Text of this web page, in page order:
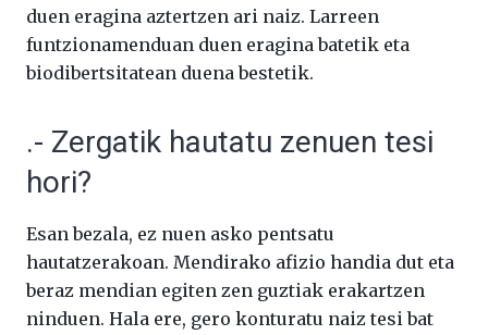
duen eragina aztertzen ari naiz. Larreen
funtzionamenduan duen eragina batetik eta
biodibertsitatean duena bestetik.
.- Zergatik hautatu zenuen tesi
hori?
Esan bezala, ez nuen asko pentsatu
hautatzerakoan. Mendirako afizio handia dut eta
beraz mendian egiten zen guztiak erakartzen
ninduen. Hala ere, gero konturatu naiz tesi bat